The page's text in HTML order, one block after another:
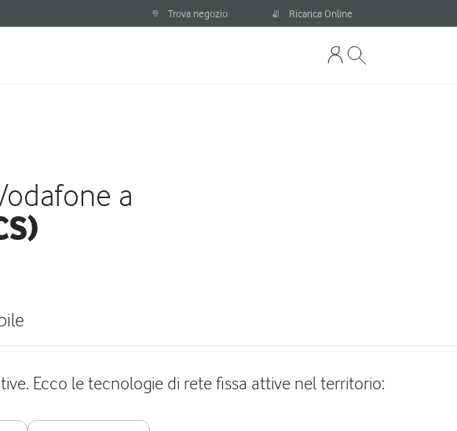
Trova negozio Ricarica Online
a
Ecco le tecnologie di rete fissa attive nel territorio: